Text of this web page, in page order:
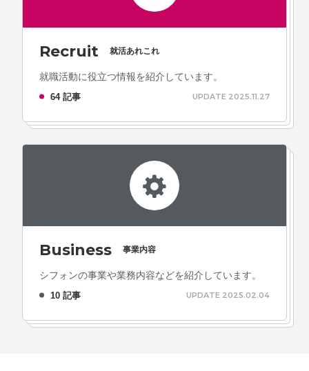
Recruit 就活あれこれ
就職活動に役立つ情報を紹介しています。
64 記事 UPDATE 2025.11.27
Business 事業内容
シフォンの事業や業務内容などを紹介しています。
10 記事 UPDATE 2025.02.04